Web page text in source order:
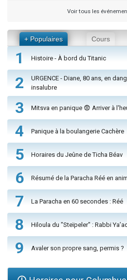
Voir tous les
+ Populaires Cours
1 Histoire - À bord du Titanic
2
URGENCE - Diane, 80 ans, en
insalubre
3 Mitsva en panique 😨 Arriver à
4 Panique à la boulangerie Cachère
5 Horaires du Jeûne de Ticha Béav
6 Résumé de la Paracha Réé en
7 La Paracha en 60 secondes : Réé
8 Hiloula du "Steïpeler" : Rabbi
9 Avaler son propre sang, permis ?